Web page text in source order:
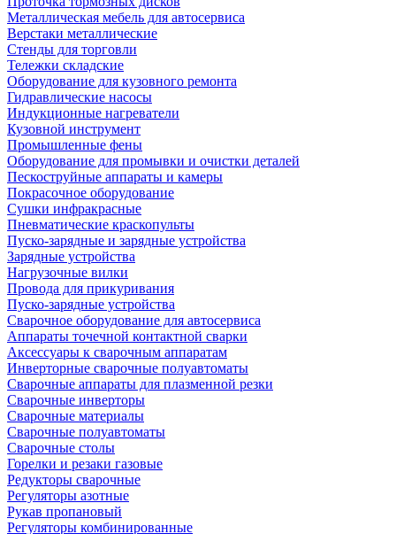
Металлическая мебель для автосервиса
Верстаки металлические
Стенды для торговли
Тележки складские
Оборудование для кузовного ремонта
Гидравлические насосы
Индукционные нагреватели
Кузовной инструмент
Промышленные фены
Оборудование для промывки и очистки деталей
Пескоструйные аппараты и камеры
Покрасочное оборудование
Сушки инфракрасные
Пневматические краскопульты
Пуско-зарядные и зарядные устройства
Зарядные устройства
Нагрузочные вилки
Провода для прикуривания
Пуско-зарядные устройства
Сварочное оборудование для автосервиса
Аппараты точечной контактной сварки
Аксессуары к сварочным аппаратам
Инверторные сварочные полуавтоматы
Сварочные аппараты для плазменной резки
Сварочные инверторы
Сварочные материалы
Сварочные полуавтоматы
Сварочные столы
Горелки и резаки газовые
Редукторы сварочные
Регуляторы азотные
Рукав пропановый
Регуляторы комбинированные